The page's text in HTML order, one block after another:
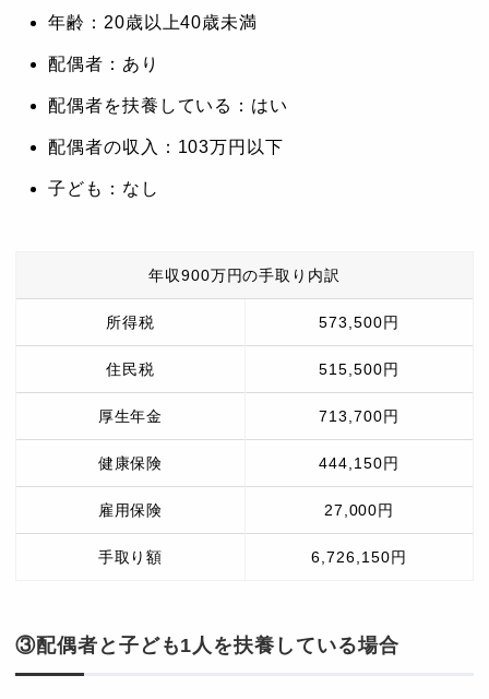
年齢：20歳以上40歳未満
配偶者：あり
配偶者を扶養している：はい
配偶者の収入：103万円以下
子ども：なし
年収900万円の手取り内訳
所得税 573,500円
住民税 515,500円
厚生年金 713,700円
健康保険 444,150円
雇用保険 27,000円
手取り額 6,726,150円
③配偶者と子ども1人を扶養している場合